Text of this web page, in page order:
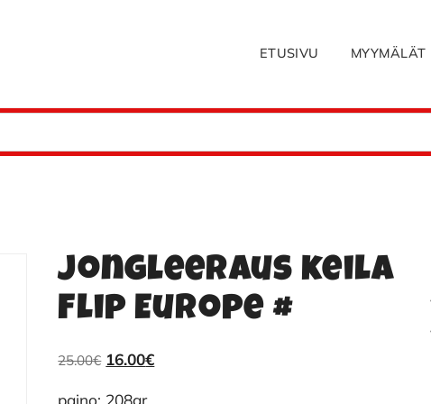
ETUSIVU MYYMÄLÄT
Jongleeraus keila
Flip Europe #
25.00€ Alkuperäinen
16.00€Nykyinen
paino: 208gr